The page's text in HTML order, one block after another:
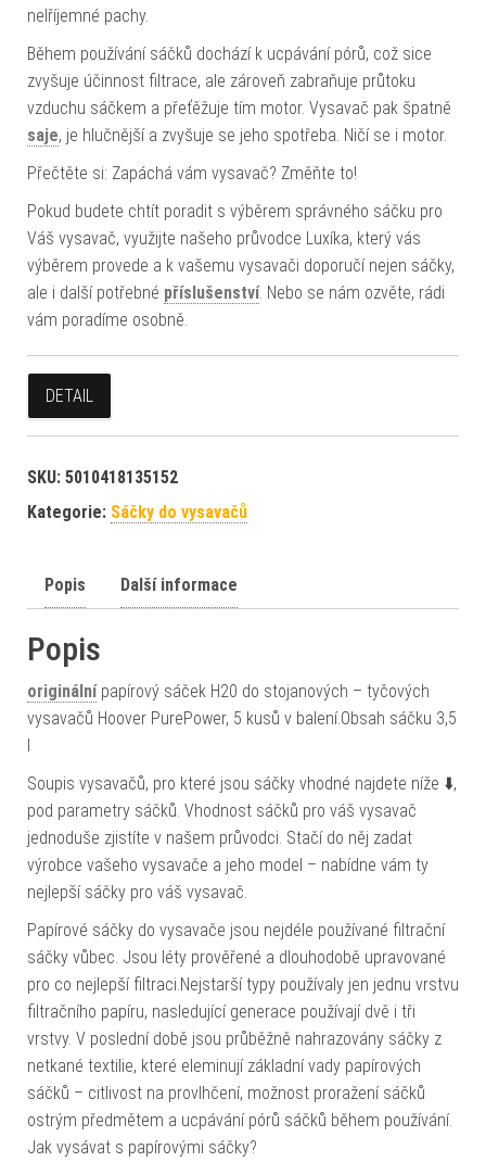
nelříjemné pachy.
Během používání sáčků dochází k ucpávání pórů, což sice
zvyšuje účinnost filtrace, ale zároveň zabraňuje průtoku
vzduchu sáčkem a přeťěžuje tím motor. Vysavač pak špatně
saje, je hlučnější a zvyšuje se jeho spotřeba. Ničí se i motor.
Přečtěte si: Zapáchá vám vysavač? Změňte to!
Pokud budete chtít poradit s výběrem správného sáčku pro
Váš vysavač, využijte našeho průvodce Luxíka, který vás
výběrem provede a k vašemu vysavači doporučí nejen sáčky,
ale i další potřebné příslušenství. Nebo se nám ozvěte, rádi
vám poradíme osobně.
DETAIL
SKU: 5010418135152
Kategorie: Sáčky do vysavačů
Popis Další informace
Popis
originálnípapírový sáček H20 do stojanových – tyčových
vysavačů Hoover PurePower, 5 kusů v balení.Obsah sáčku 3,5
l
Soupis vysavačů, pro které jsou sáčky vhodné najdete níže ⬇️,
pod parametry sáčků. Vhodnost sáčků pro váš vysavač
jednoduše zjistíte v našem průvodci. Stačí do něj zadat
výrobce vašeho vysavače a jeho model – nabídne vám ty
nejlepší sáčky pro váš vysavač.
Papírové sáčky do vysavače jsou nejdéle používané filtrační
sáčky vůbec. Jsou léty prověřené a dlouhodobě upravované
pro co nejlepší filtraci.Nejstarší typy používaly jen jednu vrstvu
filtračního papíru, nasledující generace používají dvě i tři
vrstvy. V poslední době jsou průběžně nahrazovány sáčky z
netkané textilie, které eleminují základní vady papírových
sáčků – citlivost na provlhčení, možnost proražení sáčků
ostrým předmětem a ucpávání pórů sáčků během používání.
Jak vysávat s papírovými sáčky?